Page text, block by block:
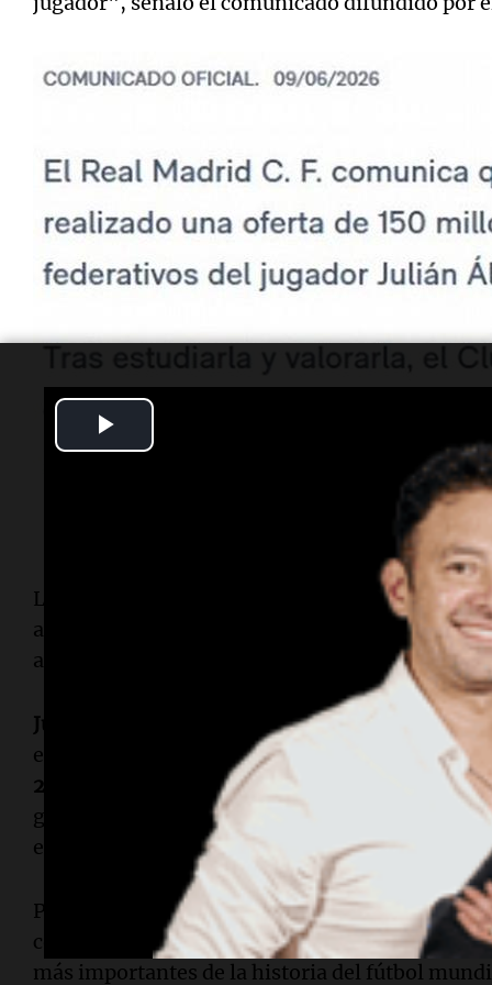
La respuesta deja en claro la postura del Atlético
argentino una pieza fundamental de su
a negociar su salida por una cifra inferior a la
Julián Álvarez
atraviesa uno de los mejores
es una de las principales cartas de la
selección
2026
. Su rendimiento en el fútbol español
gigantes europeos, aunque el intento del
Real
el movimiento más fuerte por quedarse con el
Por el momento, el futuro del cordobés sigue
cerró la puerta a una transferencia que hubiera
más importantes de la historia del fútbol